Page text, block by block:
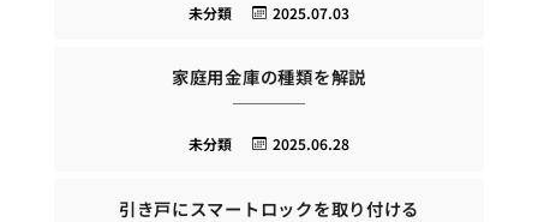
2025.07.03
未分類
家庭用金庫の種類を解説
2025.06.28
未分類
引き戸にスマートロックを取り付ける